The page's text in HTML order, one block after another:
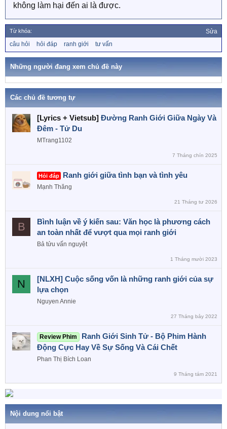
không làm hại đến ai là được.
Từ khóa: Sửa
ừ
k
câu hỏi hỏi đáp ranh giới tư vấn
Những người đang xem chủ đề này
Các chủ đề tương tự
[Lyrics + Vietsub] Đường Ranh Giới Giữa Ngày Và
Đêm - Tử Du
MTrang1102
7 Tháng chín 2025
Hỏi đáp Ranh giới giữa tình bạn và tình yêu
Mạnh Thăng
21 Tháng tư 2026
B
Bình luận về ý kiến sau: Văn học là phương cách
an toàn nhất để vượt qua mọi ranh giới
Bả tửu vấn nguyệt
1 Tháng mười 2023
N
[NLXH] Cuộc sống vốn là những ranh giới của sự
lựa chọn
Nguyen Annie
27 Tháng bảy 2022
Review Phim
Ranh Giới Sinh Tử - Bộ Phim Hành
Động Cực Hay Về Sự Sống Và Cái Chết
Phan Thị Bích Loan
9 Tháng tám 2021
Nội dung nổi bật